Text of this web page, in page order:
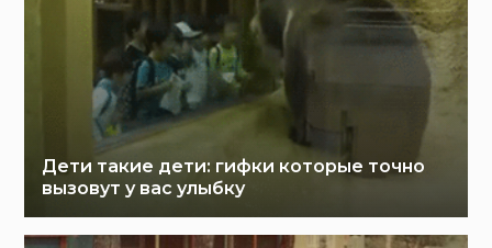
Дети такие дети: гифки которые точно
вызовут у вас улыбку